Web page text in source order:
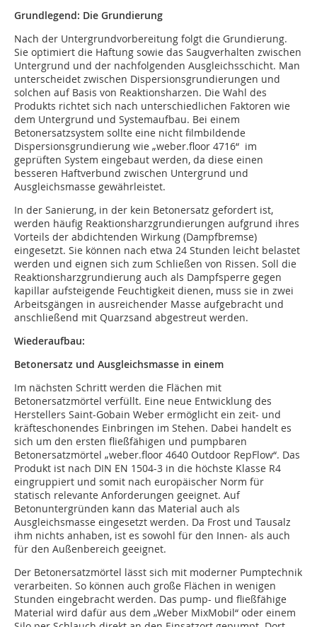
Grundlegend: Die Grundierung
Nach der Untergrundvorbereitung folgt die Grundierung.
Sie optimiert die Haftung sowie das Saugverhalten zwischen
Untergrund und der nachfolgenden Ausgleichsschicht. Man
unterscheidet zwischen Dispersionsgrundierungen und
solchen auf Basis von Reaktionsharzen. Die Wahl des
Produkts richtet sich nach unterschiedlichen Faktoren wie
dem Untergrund und Systemaufbau. Bei einem
Betonersatzsystem sollte eine nicht filmbildende
Dispersionsgrundierung wie „weber.floor 4716“ im
geprüften System eingebaut werden, da diese einen
besseren Haftverbund zwischen Untergrund und
Ausgleichsmasse gewährleistet.
In der Sanierung, in der kein Betonersatz gefordert ist,
werden häufig Reaktionsharzgrundierungen aufgrund ihres
Vorteils der abdichtenden Wirkung (Dampfbremse)
eingesetzt. Sie können nach etwa 24 Stunden leicht belastet
werden und eignen sich zum Schließen von Rissen. Soll die
Reaktionsharzgrundierung auch als Dampfsperre gegen
kapillar aufsteigende Feuchtigkeit dienen, muss sie in zwei
Arbeitsgängen in ausreichender Masse aufgebracht und
anschließend mit Quarzsand abgestreut werden.
Wiederaufbau:
Betonersatz und Ausgleichsmasse in einem
Im nächsten Schritt werden die Flächen mit
Betonersatzmörtel verfüllt. Eine neue Entwicklung des
Herstellers Saint-Gobain Weber ermöglicht ein zeit- und
kräfteschonendes Einbringen im Stehen. Dabei handelt es
sich um den ersten fließfähigen und pumpbaren
Betonersatzmörtel „weber.floor 4640 Outdoor RepFlow“. Das
Produkt ist nach DIN EN 1504-3 in die höchste Klasse R4
eingruppiert und somit nach europäischer Norm für
statisch relevante Anforderungen geeignet. Auf
Betonuntergründen kann das Material auch als
Ausgleichsmasse eingesetzt werden. Da Frost und Tausalz
ihm nichts anhaben, ist es sowohl für den Innen- als auch
für den Außenbereich geeignet.
Der Betonersatzmörtel lässt sich mit moderner Pumptechnik
verarbeiten. So können auch große Flächen in wenigen
Stunden eingebracht werden. Das pump- und fließfähige
Material wird dafür aus dem „Weber MixMobil“ oder einem